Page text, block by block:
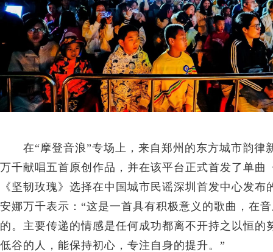
在“摩登音浪”专场上，来自郑州的东方城市韵律
万千献唱五首原创作品，并在该平台正式首发了单曲
《坚韧玫瑰》选择在中国城市民谣深圳首发中心发布
安娜万千表示：“这是一首具有积极意义的歌曲，在
的。主要传递的情感是任何成功都离不开持之以恒的
低谷的人，能保持初心，专注自身的提升。”